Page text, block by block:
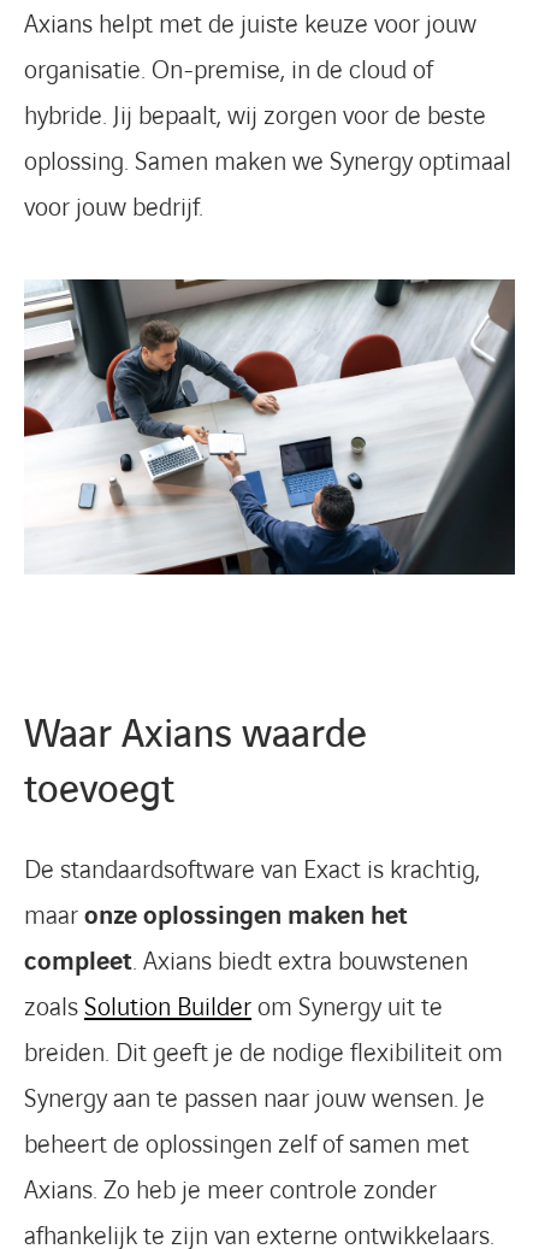
Axians helpt met de juiste keuze voor jouw
organisatie. On-premise, in de cloud of
hybride. Jij bepaalt, wij zorgen voor de beste
oplossing. Samen maken we Synergy optimaal
voor jouw bedrijf.
Waar Axians waarde
toevoegt
De standaardsoftware van Exact is krachtig,
maaronze oplossingen maken het
compleet. Axians biedt extra bouwstenen
zoalsSolution Builderom Synergy uit te
breiden. Dit geeft je de nodige flexibiliteit om
Synergy aan te passen naar jouw wensen. Je
beheert de oplossingen zelf of samen met
Axians. Zo heb je meer controle zonder
afhankelijk te zijn van externe ontwikkelaars.